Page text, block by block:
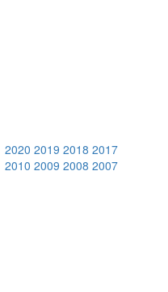
2020 2019 2018 2017
2010 2009 2008 2007